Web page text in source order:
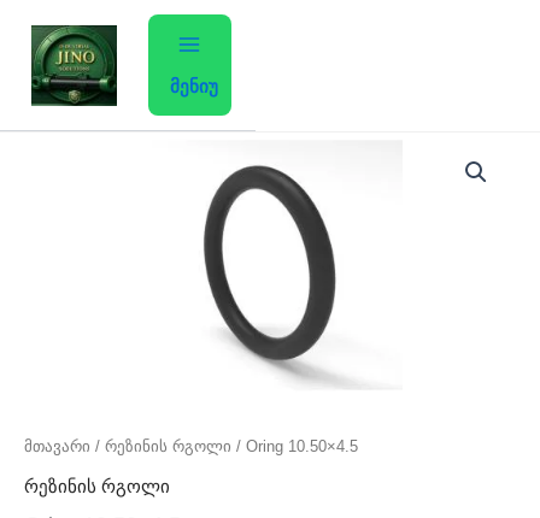
content
მენიუ
მთავარი / რეზინის რგოლი / Oring 10.50×4.5
რეზინის რგოლი